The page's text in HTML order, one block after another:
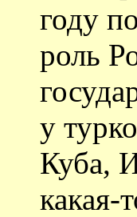
году
роль
у
Куба,
какая-